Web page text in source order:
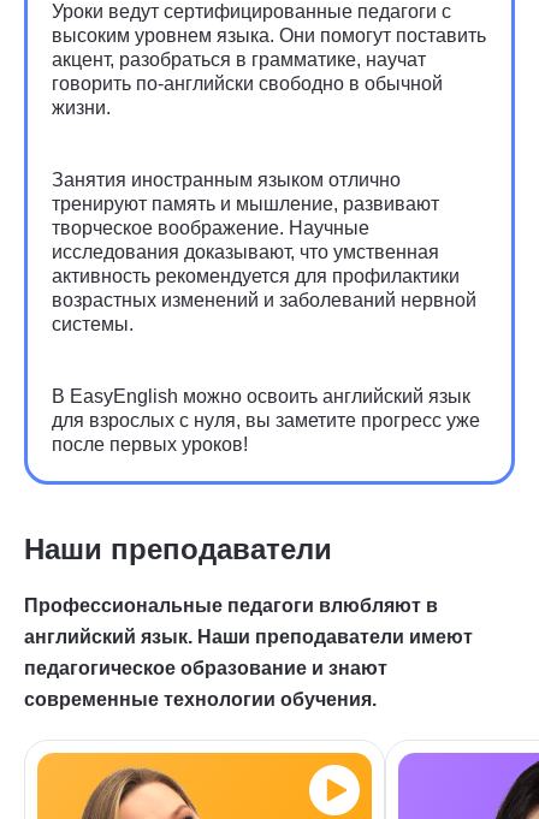
Уроки ведут сертифицированные педагоги с
высоким уровнем языка. Они помогут поставить
акцент, разобраться в грамматике, научат
говорить по-английски свободно в обычной
жизни.
Занятия иностранным языком отлично
тренируют память и мышление, развивают
творческое воображение. Научные
исследования доказывают, что умственная
активность рекомендуется для профилактики
возрастных изменений и заболеваний нервной
системы.
В EasyEnglish можно освоить английский язык
для взрослых с нуля, вы заметите прогресс уже
после первых уроков!
Наши преподаватели
Профессиональные педагоги влюбляют в
английский язык. Наши преподаватели имеют
педагогическое образование и знают
современные технологии обучения.